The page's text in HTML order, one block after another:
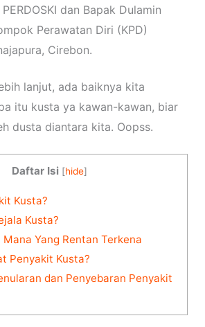
dan Bapak Dulamin
Perawatan Diri (KPD)
Cirebon.
lanjut, ada baiknya kita
itu kusta ya kawan-kawan, biar
dusta diantara kita. Oopss.
Daftar Isi [hide]
Kusta?
Kusta?
Mana Yang Rentan Terkena
Penyakit Kusta?
dan Penyebaran Penyakit